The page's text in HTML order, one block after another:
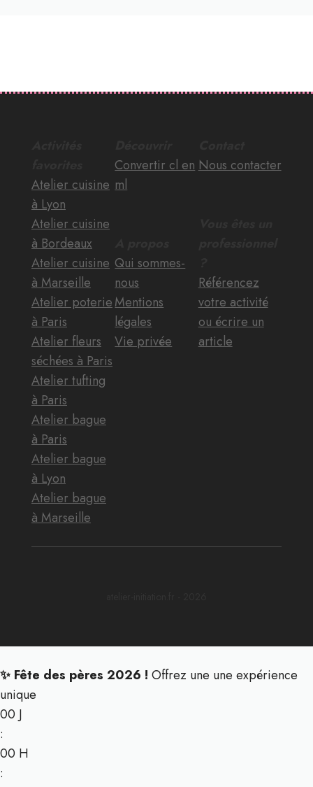
Atelier cuisine
à Lyon
Atelier cuisine
à Bordeaux
Atelier cuisine
à Marseille
Atelier poterie
à Paris
Atelier fleurs
séchées à Paris
Atelier tufting
à Paris
Atelier bague
à Paris
Atelier bague
à Lyon
Atelier bague
à Marseille
Convertir cl en
ml
Qui sommes-
nous
Mentions
légales
Vie privée
Nous contacter
Référencez
votre activité
ou écrire un
article
✨ Fête des pères 2026 ! Offrez une une expérience
unique
00 J
:
00 H
: